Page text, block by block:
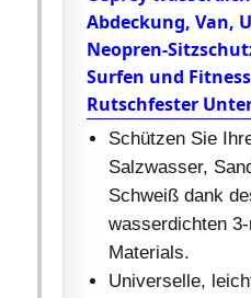
Abdeckung, Van,
Neopren-
Surfen und
Rutschfester
Schützen Sie
Salzwasser,
Schweiß dank
wasserdichten
Materials.
Universelle,